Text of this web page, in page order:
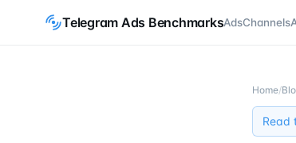
Telegram Ads BenchmarksAdsChannels
Home/
Read